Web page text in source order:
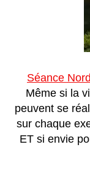
Séance
Même si la
peuvent se
sur chaque
ET si envie